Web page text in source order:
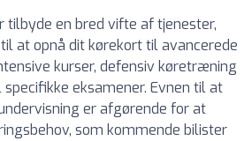
tilbyde en bred vifte af tjenester,
at opnå dit kørekort til avancerede
kurser, defensiv køretræning
eksamener. Evnen til at
er afgørende for at
som kommende bilister